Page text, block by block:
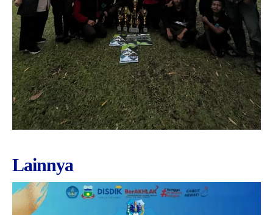
Lainnya